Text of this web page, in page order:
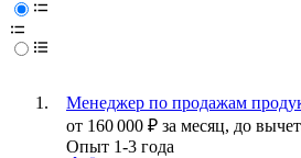
Менеджер по продажам
от 160 000 ₽ за месяц, до
Опыт 1-3 года